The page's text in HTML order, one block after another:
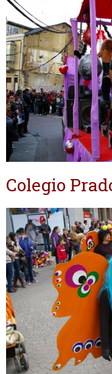
Colegio